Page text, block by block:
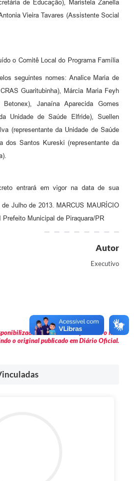
de Educação), Maristela Zanella
Vieira Tavares (Assistente Social
o Comitê Local do Programa Família
seguintes nomes: Analice Maria de
Guaritubinha), Márcia Maria Feyh
Janaína Aparecida Gomes
Unidade de Saúde Elfride), Suellen
(representante da Unidade de Saúde
dos Santos Kureski (representante da
entrará em vigor na data de sua
Julho de 2013. MARCUS MAURÍCIO
Prefeito Municipal de Piraquara/PR
Autor
Executivo
é meramente informativo não
o original publicado em Diário Oficial.